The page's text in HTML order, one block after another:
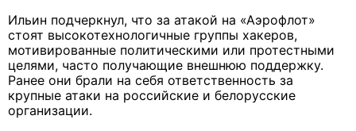
Ильин подчеркнул, что за атакой на «Аэрофлот»
стоят высокотехнологичные группы хакеров,
мотивированные политическими или протестными
целями, часто получающие внешнюю поддержку.
Ранее они брали на себя ответственность за
крупные атаки на российские и белорусские
организации.